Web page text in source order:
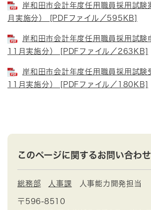
岸和田市会計年度任用職員採用試験
月実施分） [PDFファイル／595KB]
岸和田市会計年度任用職員採用試験
11月実施分） [PDFファイル／263KB]
岸和田市会計年度任用職員採用試験
11月実施分） [PDFファイル／180KB]
このページに関するお問い合わ
総務部 人事課 人事能力開発担当
〒596-8510